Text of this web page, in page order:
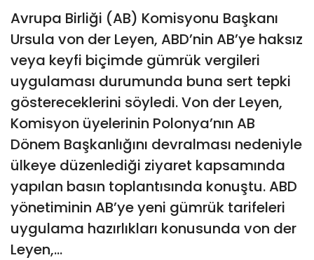
Avrupa Birliği (AB) Komisyonu Başkanı
Ursula von der Leyen, ABD’nin AB’ye haksız
veya keyfi biçimde gümrük vergileri
uygulaması durumunda buna sert tepki
göstereceklerini söyledi. Von der Leyen,
Komisyon üyelerinin Polonya’nın AB
Dönem Başkanlığını devralması nedeniyle
ülkeye düzenlediği ziyaret kapsamında
yapılan basın toplantısında konuştu. ABD
yönetiminin AB’ye yeni gümrük tarifeleri
uygulama hazırlıkları konusunda von der
Leyen,...